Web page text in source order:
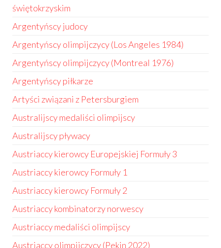
świętokrzyskim
Argentyńscy judocy
Argentyńscy olimpijczycy (Los Angeles 1984)
Argentyńscy olimpijczycy (Montreal 1976)
Argentyńscy piłkarze
Artyści związani z Petersburgiem
Australijscy medaliści olimpijscy
Australijscy pływacy
Austriaccy kierowcy Europejskiej Formuły 3
Austriaccy kierowcy Formuły 1
Austriaccy kierowcy Formuły 2
Austriaccy kombinatorzy norwescy
Austriaccy medaliści olimpijscy
Austriaccy olimpijczycy (Pekin 2022)